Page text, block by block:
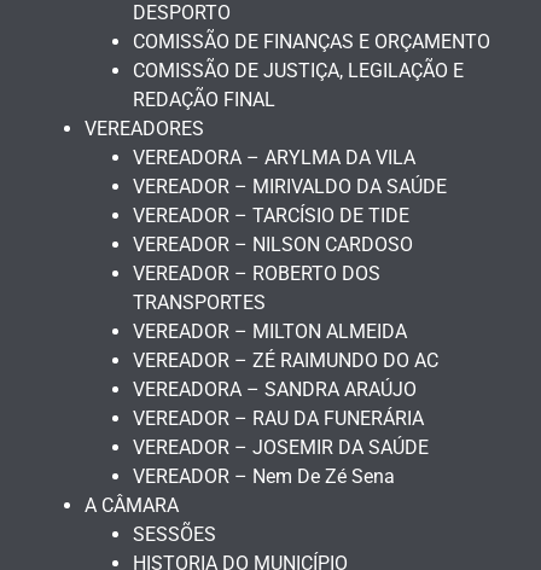
DESPORTO
COMISSÃO DE FINANÇAS E ORÇAMENTO
COMISSÃO DE JUSTIÇA, LEGILAÇÃO E
REDAÇÃO FINAL
VEREADORES
VEREADORA – ARYLMA DA VILA
VEREADOR – MIRIVALDO DA SAÚDE
VEREADOR – TARCÍSIO DE TIDE
VEREADOR – NILSON CARDOSO
VEREADOR – ROBERTO DOS
TRANSPORTES
VEREADOR – MILTON ALMEIDA
VEREADOR – ZÉ RAIMUNDO DO AC
VEREADORA – SANDRA ARAÚJO
VEREADOR – RAU DA FUNERÁRIA
VEREADOR – JOSEMIR DA SAÚDE
VEREADOR – Nem De Zé Sena
A CÂMARA
SESSÕES
HISTORIA DO MUNICÍPIO